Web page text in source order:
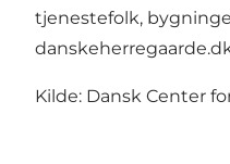
tjenestefolk,
Kilde: Dansk Center